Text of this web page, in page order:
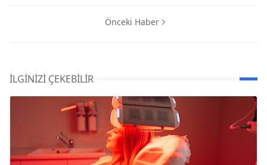
Önceki Haber
İLGINIZI ÇEKEBILIR